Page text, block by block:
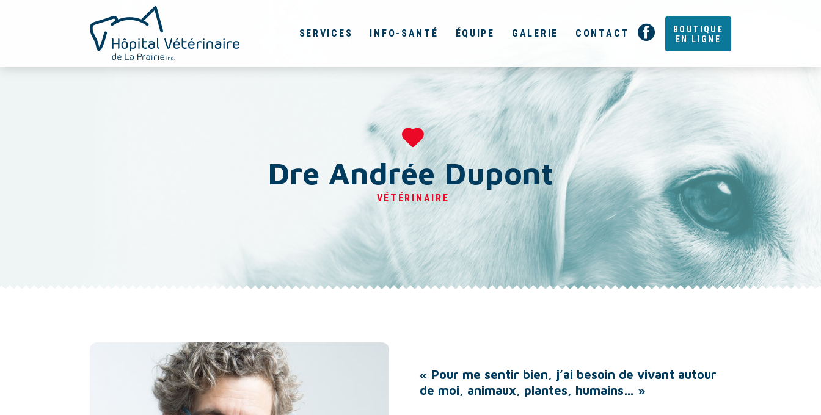
SERVICES INFO-SANTÉ ÉQUIPE GALERIE CONTACT
BOUTIQUE
EN LIGNE
Dre Andrée Dupont
VÉTÉRINAIRE
« Pour me sentir bien, j’ai besoin de vivant autour
de moi, animaux, plantes, humains… »